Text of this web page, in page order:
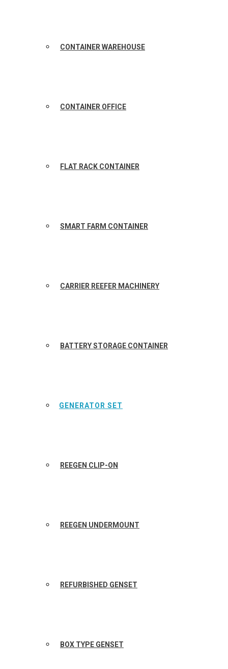
CONTAINER WAREHOUSE
CONTAINER OFFICE
FLAT RACK CONTAINER
SMART FARM CONTAINER
CARRIER REEFER MACHINERY
BATTERY STORAGE CONTAINER
GENERATOR SET
REEGEN CLIP-ON
REEGEN UNDERMOUNT
REFURBISHED GENSET
BOX TYPE GENSET